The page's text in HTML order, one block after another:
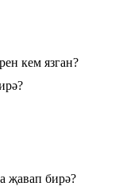
кем язган?
җавап бирә?